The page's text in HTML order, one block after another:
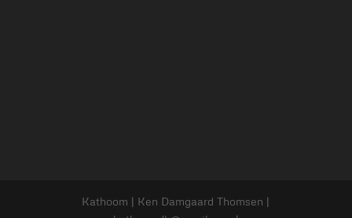
Kathoom | Ken Damgaard Thomsen |